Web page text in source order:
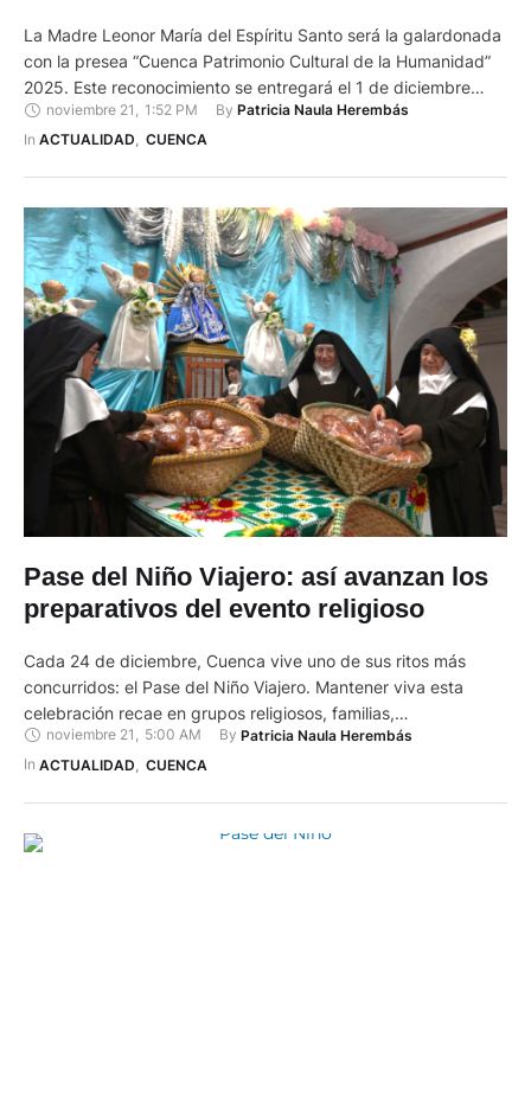
La Madre Leonor María del Espíritu Santo será la galardonada
con la presea “Cuenca Patrimonio Cultural de la Humanidad”
2025. Este reconocimiento se entregará el 1 de diciembre
durante la conmemoración de los 26 años de la declaratoria
de la ciudad por parte de la UNESCO. El Concejo Municipal de
noviembre 21 1:52 PM By Patricia Naula Herembás
In ACTUALIDAD, CUENCA
Pase del Niño Viajero: así avanzan los
preparativos del evento religioso
Cada 24 de diciembre, Cuenca vive uno de sus ritos más
concurridos: el Pase del Niño Viajero. Mantener viva esta
celebración recae en grupos religiosos, familias,
organizaciones y priostes, que trabajan durante meses para
que cada año la ciudad se reúna en torno a esta devoción. En
noviembre 21 , 5:00 AM By Patricia Naula Herembás
In ACTUALIDAD CUENCA